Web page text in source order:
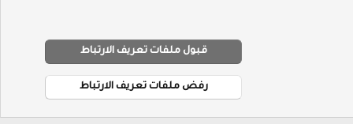
S
قبول ملفات تعريف الارتباط
رفض ملفات تعريف الارتباط